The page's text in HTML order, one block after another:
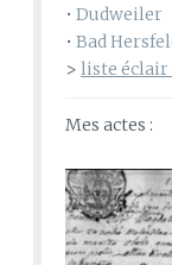
• Dudweiler
• Bad
> liste éclair
Mes actes :